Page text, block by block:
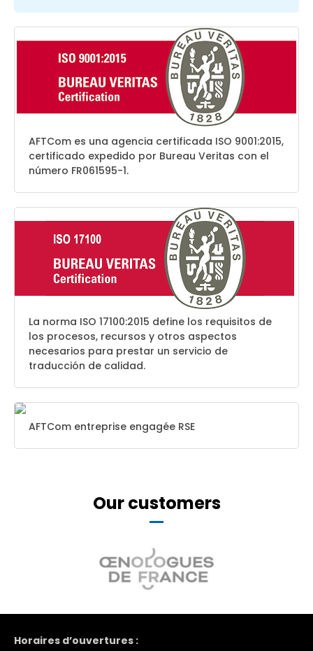
AFTCom es una agencia certificada ISO 9001:2015,
certificado expedido por Bureau Veritas con el
número FR061595-1.
La norma ISO 17100:2015 define los requisitos de
los procesos, recursos y otros aspectos
necesarios para prestar un servicio de
traducción de calidad.
AFTCom entreprise engagée RSE
Our customers
Horaires d’ouvertures :